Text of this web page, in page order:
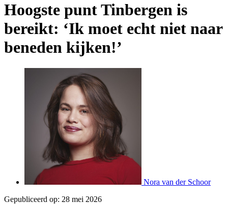
Hoogste punt Tinbergen is
bereikt: ‘Ik moet echt niet naar
beneden kijken!’
Nora van der Schoor
Gepubliceerd op: 28 mei 2026